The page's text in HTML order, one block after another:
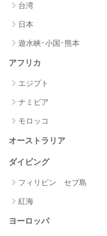
台湾
日本
遊水峡･小国･熊本
アフリカ
エジプト
ナミビア
モロッコ
オーストラリア
ダイビング
フィリピン セブ島
紅海
ヨーロッパ